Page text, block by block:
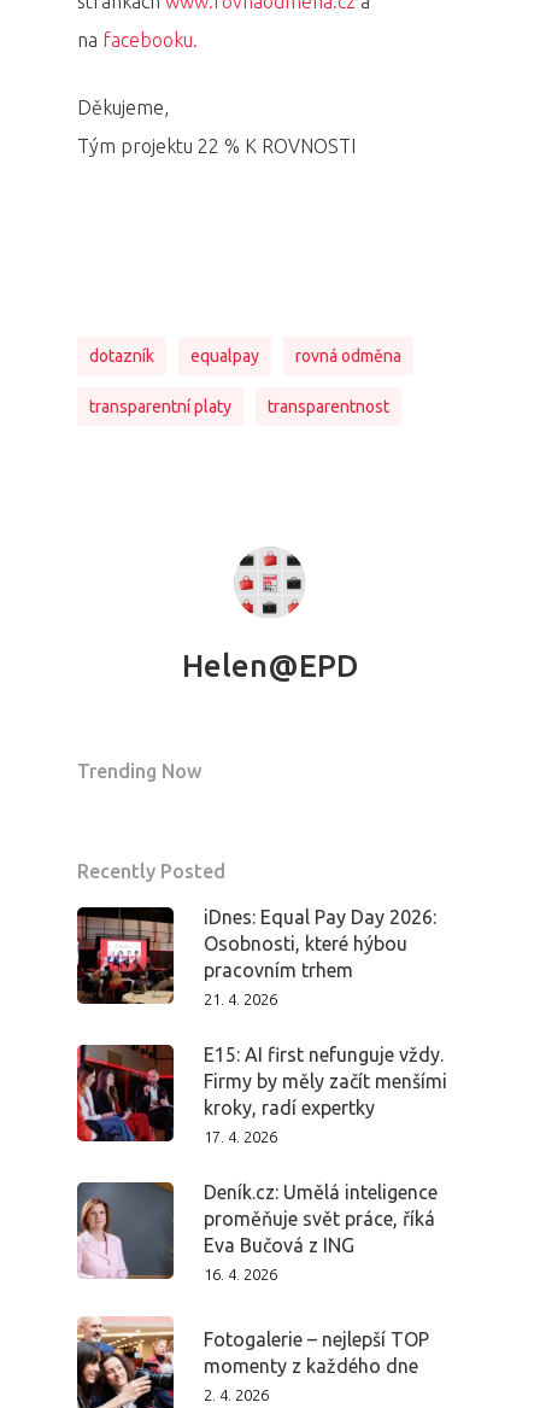
na facebooku.
Děkujeme,
Tým projektu 22 % K ROVNOSTI
dotazník equalpay rovná odměna
transparentní platy transparentnost
Helen@EPD
Trending Now
Recently Posted
iDnes: Equal Pay Day 2026:
Osobnosti, které hýbou
pracovním trhem
21. 4. 2026
E15: AI first nefunguje vždy.
Firmy by měly začít menšími
kroky, radí expertky
17. 4. 2026
Deník.cz: Umělá inteligence
proměňuje svět práce, říká
Eva Bučová z ING
16. 4. 2026
Fotogalerie – nejlepší TOP
momenty z každého dne
2. 4. 2026